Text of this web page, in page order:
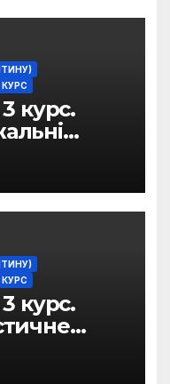
КУРС
курс.
КУРС
курс.